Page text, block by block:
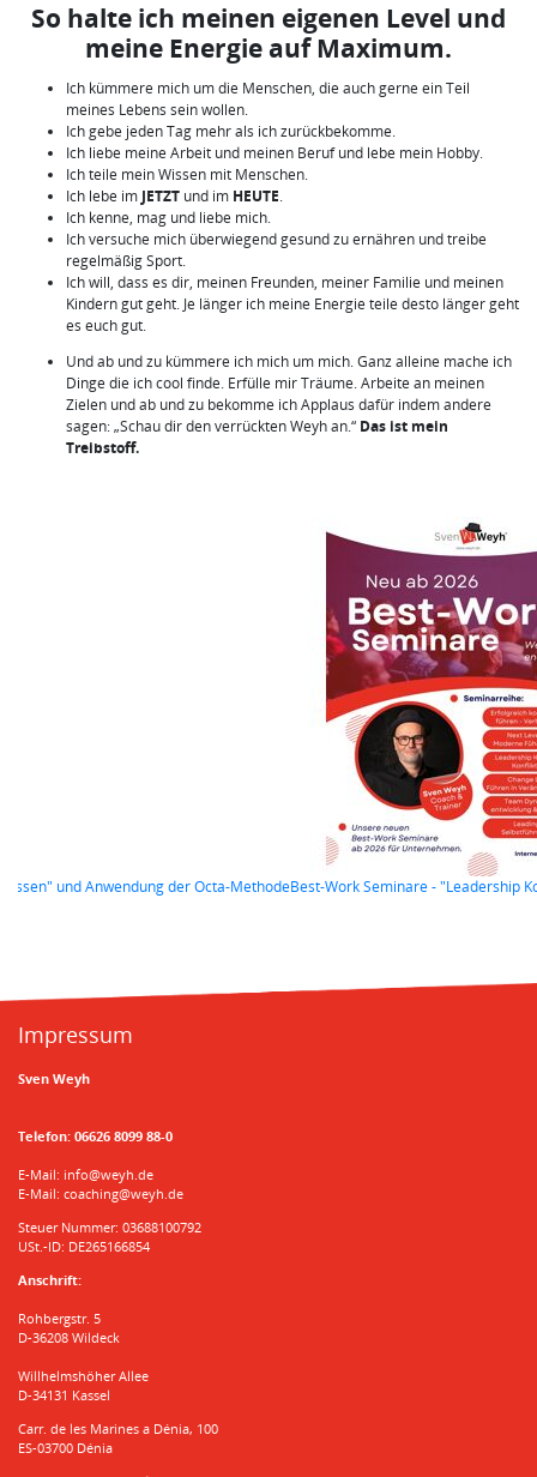
So halte ich meinen eigenen Level und
meine Energie auf Maximum.
Ich kümmere mich um die Menschen, die auch gerne ein Teil
meines Lebens sein wollen.
Ich gebe jeden Tag mehr als ich zurückbekomme.
Ich liebe meine Arbeit und meinen Beruf und lebe mein Hobby.
Ich teile mein Wissen mit Menschen.
Ich lebe im JETZT und im HEUTE.
Ich kenne, mag und liebe mich.
Ich versuche mich überwiegend gesund zu ernähren und treibe
regelmäßig Sport.
Ich will, dass es dir, meinen Freunden, meiner Familie und meinen
Kindern gut geht. Je länger ich meine Energie teile desto länger geht
es euch gut.
Und ab und zu kümmere ich mich um mich. Ganz alleine mache ich
Dinge die ich cool finde. Erfülle mir Träume. Arbeite an meinen
Zielen und ab und zu bekomme ich Applaus dafür indem andere
sagen: „Schau dir den verrückten Weyh an.“ Das ist mein
Treibstoff.
Kommunikation & Konfliktkompetenz" und Anwendung der Octa-Methode
Impressum
Sven Weyh
Telefon: 06626 8099 88-0
E-Mail: info@weyh.de
E-Mail: coaching@weyh.de
Steuer Nummer: 03688100792
USt.-ID: DE265166854
Anschrift:
Rohbergstr. 5
D-36208 Wildeck
Willhelmshöher Allee
D-34131 Kassel
Carr. de les Marines a Dénia, 100
ES-03700 Dénia